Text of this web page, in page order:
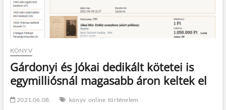
KÖNYV
Gárdonyi és Jókai dedikált kötetei is
egymilliósnál magasabb áron keltek el
2021.06.08. könyv online történelem